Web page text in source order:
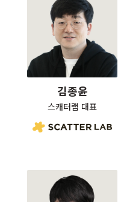
김종윤
스캐터랩 대표